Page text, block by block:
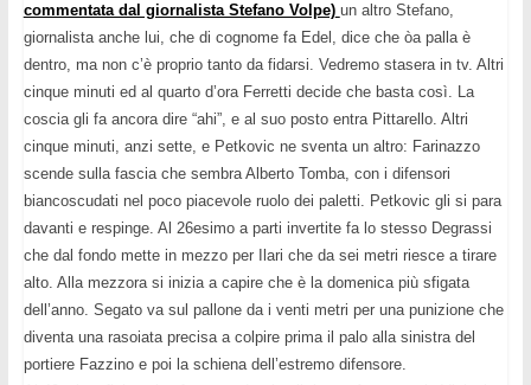
commentata dal giornalista Stefano Volpe) un altro Stefano,
giornalista anche lui, che di cognome fa Edel, dice che òa palla è
dentro, ma non c’è proprio tanto da fidarsi. Vedremo stasera in tv. Altri
cinque minuti ed al quarto d’ora Ferretti decide che basta così. La
coscia gli fa ancora dire “ahi”, e al suo posto entra Pittarello. Altri
cinque minuti, anzi sette, e Petkovic ne sventa un altro: Farinazzo
scende sulla fascia che sembra Alberto Tomba, con i difensori
biancoscudati nel poco piacevole ruolo dei paletti. Petkovic gli si para
davanti e respinge. Al 26esimo a parti invertite fa lo stesso Degrassi
che dal fondo mette in mezzo per Ilari che da sei metri riesce a tirare
alto. Alla mezzora si inizia a capire che è la domenica più sfigata
dell’anno. Segato va sul pallone da i venti metri per una punizione che
diventa una rasoiata precisa a colpire prima il palo alla sinistra del
portiere Fazzino e poi la schiena dell’estremo difensore.